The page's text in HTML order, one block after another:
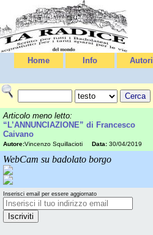
Home Info Autori
Articolo meno letto:
“L’ANNUNCIAZIONE” di Francesco
Caivano
Autore:Vincenzo Squillacioti Data: 30/04/2019
WebCam su badolato borgo
Inserisci email per essere aggiornato